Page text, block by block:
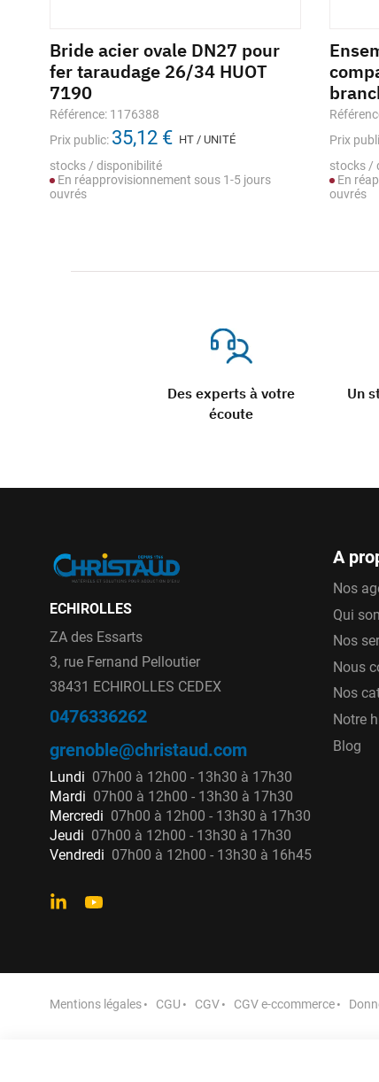
Des experts à votre
écoute
Un
Bride acier ovale DN27 pour
fer taraudage 26/34 HUOT
7190
Référence: 1176388
Prix public: 35,12 € HT / UNITÉ
stocks / disponibilité
En réapprovisionnement sous 1-5 jours
ouvrés
Prix
stocks /
En
ouvrés
ECHIROLLES
ZA des Essarts
3, rue Fernand Pelloutier
38431 ECHIROLLES CEDEX
0476336262
grenoble@christaud.com
Lundi 07h00 à 12h00 - 13h30 à 17h30
Mardi 07h00 à 12h00 - 13h30 à 17h30
Mercredi 07h00 à 12h00 - 13h30 à 17h30
Jeudi 07h00 à 12h00 - 13h30 à 17h30
Vendredi 07h00 à 12h00 - 13h30 à 16h45
A
Nos
Qui
Nos
Nous
Nos
Notre
Blog
Mentions légales CGU CGV CGV e-ccommerce